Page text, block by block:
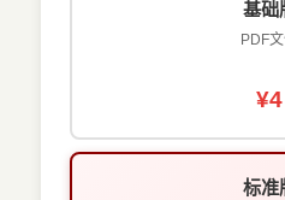
基础
PDF
¥4
标准